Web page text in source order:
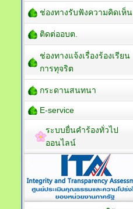
ช่องทางรับฟังความคิดเห็น
ติดต่ออบต.
ช่องทางแจ้งเรื่องร้องเรียน
การทุจริต
กระดานสนทนา
E-service
ระบบยื่นคำร้องทั่วไป
ออนไลน์